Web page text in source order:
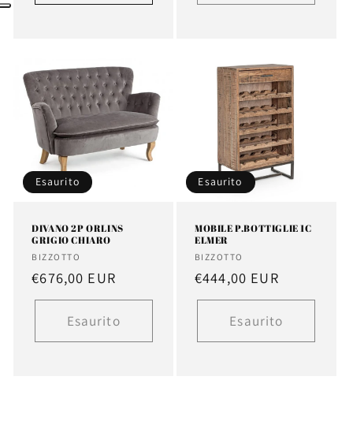
Esaurito
DIVANO 2P ORLINS
GRIGIO CHIARO
Fornitore:
BIZZOTTO
Prezzo
di
listino
€676,00 EUR
Esaurito
Esaurito
MOBILE P.BOTTIGLIE 1C
ELMER
Fornitore:
BIZZOTTO
Prezzo
di
listino
€444,00 EUR
Esaurito